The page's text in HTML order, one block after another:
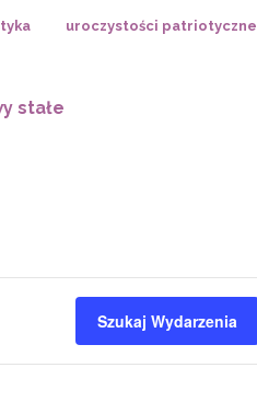
uroczystości patriotyczne
stałe
Szukaj Wydarzenia